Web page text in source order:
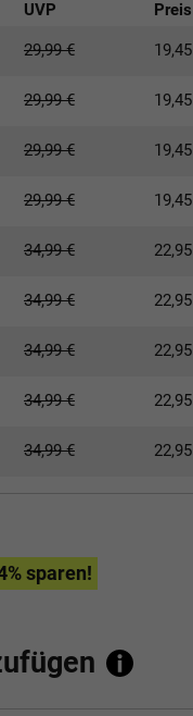
UVP Preis
29,99€ 19,45
29,99€ 19,45
29,99€ 19,45
29,99€ 19,45
34,99€ 22,95
34,99€ 22,95
34,99€ 22,95
34,99€ 22,95
34,99€ 22,95
% sparen!